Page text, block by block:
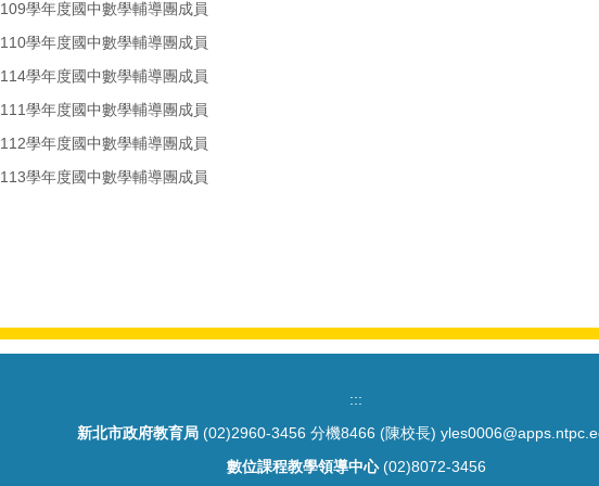
109學年度國中數學輔導團成員
110學年度國中數學輔導團成員
114學年度國中數學輔導團成員
111學年度國中數學輔導團成員
112學年度國中數學輔導團成員
113學年度國中數學輔導團成員
:::
新北市政府教育局 (02)2960-3456 分機8466 (陳校長)
數位課程教學領導中心(02)8072-3456